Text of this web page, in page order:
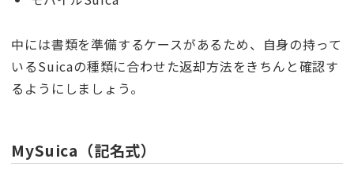
中には書類を準備するケースがあるため、自身の持って
いるSuicaの種類に合わせた返却方法をきちんと確認す
るようにしましょう。
MySuica（記名式）